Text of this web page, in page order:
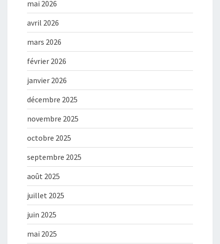
mai 2026
avril 2026
mars 2026
février 2026
janvier 2026
décembre 2025
novembre 2025
octobre 2025
septembre 2025
août 2025
juillet 2025
juin 2025
mai 2025